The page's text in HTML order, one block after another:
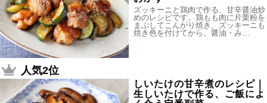
ズッキーニと鶏肉で作る、甘辛醤油炒
めのレシピです。鶏もも肉に片栗粉を
まぶしてこんがり焼き、ズッキーニも
焼き色を付けてから、醤油・み…
人気2位
しいたけの甘辛煮のレシピ｜
生しいたけで作る、ご飯によ